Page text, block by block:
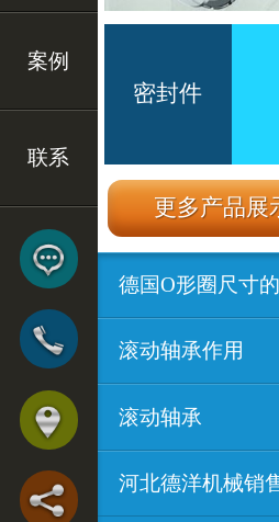
案例
联系
密封件
更多产品
滚动轴承作用
滚动轴承